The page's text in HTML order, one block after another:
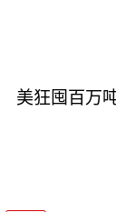
美狂囤百万